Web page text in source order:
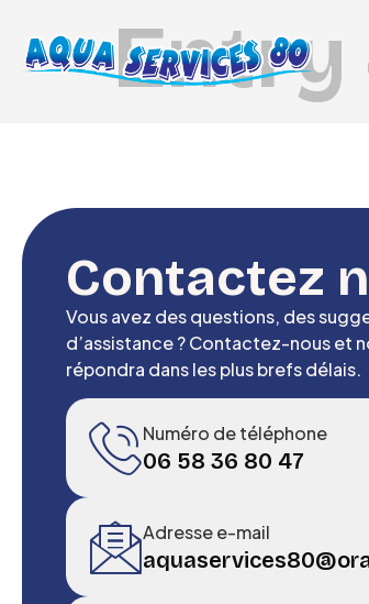
Entry
Contactez
Vous avez des questions, des
d’assistance ? Contactez-nous et
répondra dans les plus brefs délais.
Numéro de téléphone
06 58 36 80 47
Adresse e-mail